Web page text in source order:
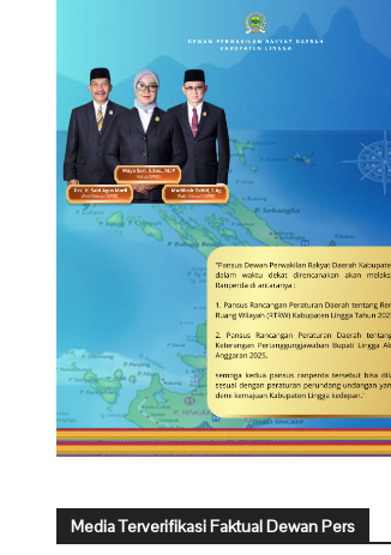
Media Terverifikasi Faktual Dewan Pers